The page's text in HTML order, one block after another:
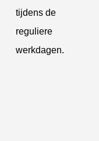
tijdens de
reguliere
werkdagen.